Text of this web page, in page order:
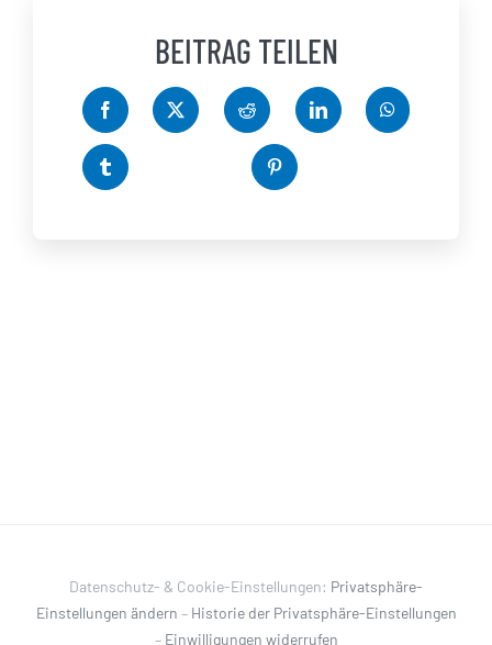
BEITRAG TEILEN
Datenschutz- & Cookie-Einstellungen: Privatsphäre-
Einstellungen ändern – Historie der Privatsphäre-Einstellungen
– Einwilligungen widerrufen